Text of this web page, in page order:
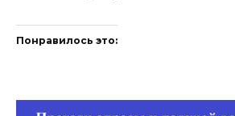
Понравилось это: